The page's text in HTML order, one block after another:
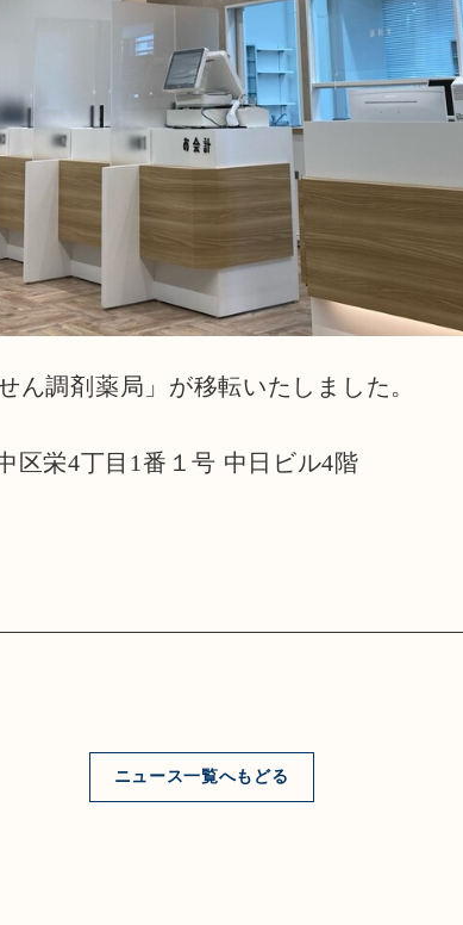
ん調剤薬局」が移転いたしました。
区栄4丁目1番１号 中日ビル4階
ニュース一覧へもどる